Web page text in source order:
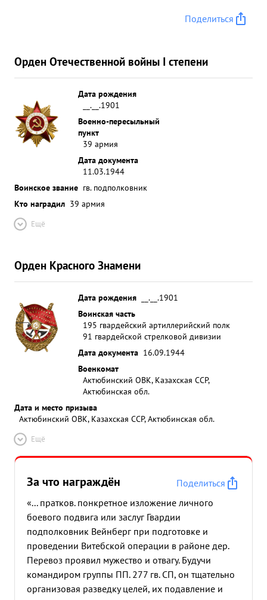
Поделиться
Орден Отечественной войны I степени
Дата рождения
__.__.1901
Военно-пересыльный
пункт
39 армия
Дата документа
11.03.1944
Воинское звание гв. подполковник
Кто наградил 39 армия
Ещё
Орден Красного Знамени
Дата рождения
__.__.1901
Воинская часть
195 гвардейский артиллерийский полк
91 гвардейской стрелковой дивизии
Дата документа 16.09.1944
Военкомат
Актюбинский ОВК, Казахская ССР,
Актюбинская обл.
Дата и место призыва
Актюбинский ОВК, Казахская ССР, Актюбинская обл.
Ещё
За что награждён
Поделиться
«... пратков. понкретное изложение личного
боевого подвига или заслуг Гвардии
подполковник Вейнберг при подготовке и
проведении Витебской операции в районе дер.
Перевоз проявил мужество и отвагу. Будучи
командиром группы ПП. 277 гв. СП, он тщательно
организовая разведку целей, их подавление и